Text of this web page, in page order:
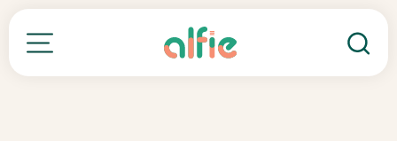
Toutes nos formations